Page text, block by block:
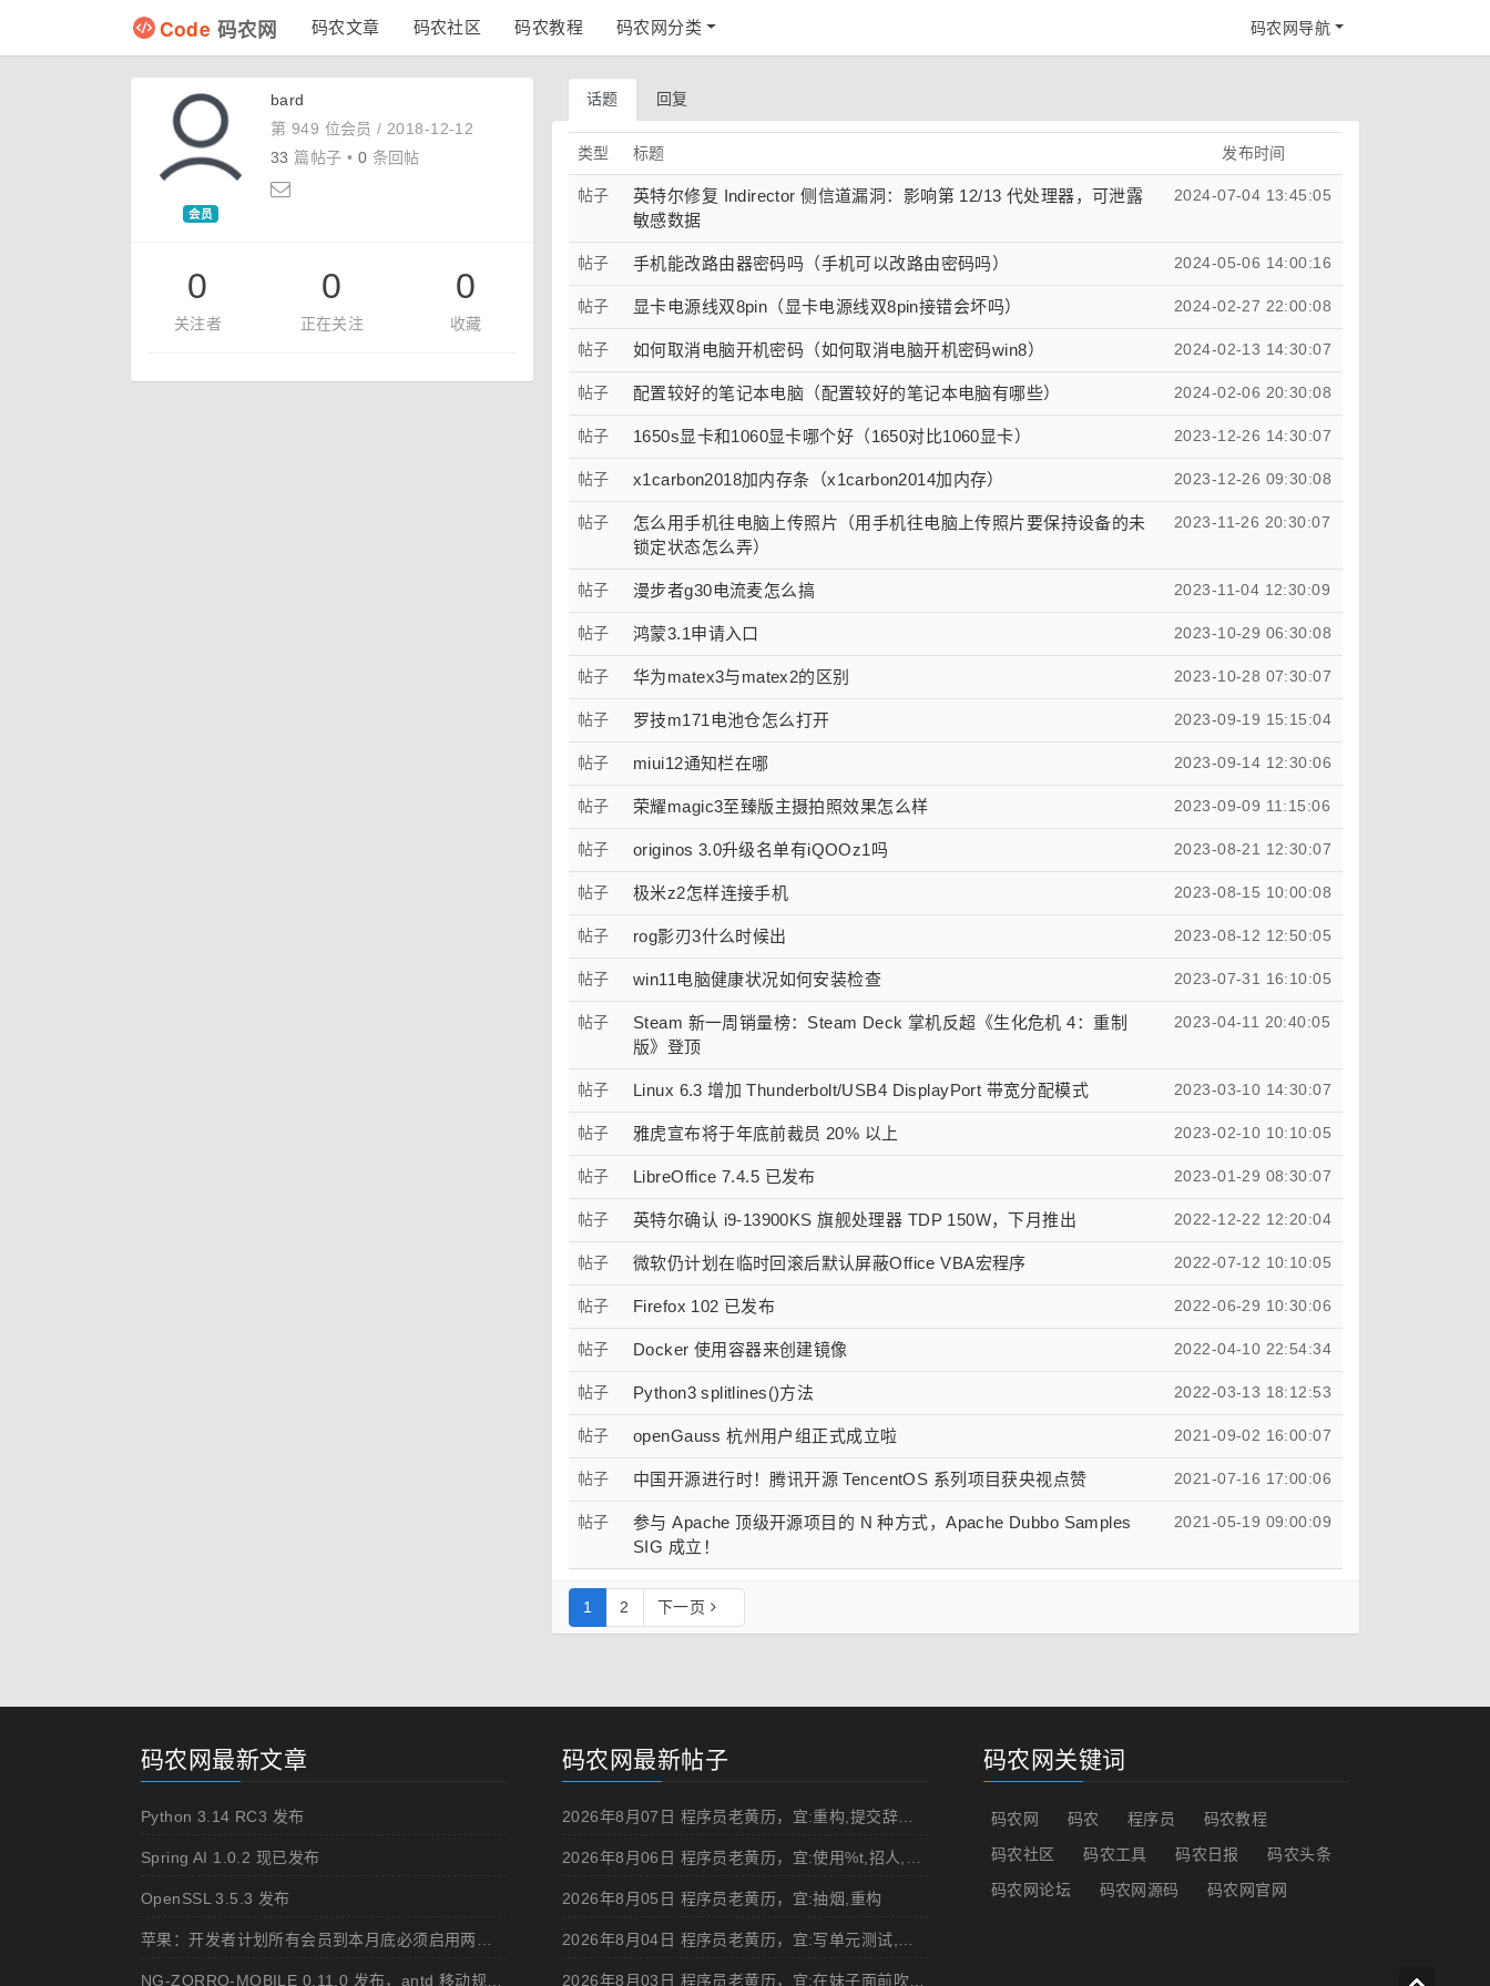
Code 码农网 码农文章 码农社区 码农教程 码农网分类 码农网导航
会员
bard
第 949 位会员 / 2018-12-12
33 篇帖子 • 0 条回帖
0
关注者
0
正在关注
0
收藏
话题 回复
类型 标题 发布时间
帖子
英特尔修复 Indirector 侧信道漏洞：影响第 12/13 代处理器，可泄露
敏感数据
2024-07-04 13:45:05
帖子 手机能改路由器密码吗（手机可以改路由密码吗） 2024-05-06 14:00:16
帖子 显卡电源线双8pin（显卡电源线双8pin接错会坏吗） 2024-02-27 22:00:08
帖子 如何取消电脑开机密码（如何取消电脑开机密码win8） 2024-02-13 14:30:07
帖子 配置较好的笔记本电脑（配置较好的笔记本电脑有哪些） 2024-02-06 20:30:08
帖子 1650s显卡和1060显卡哪个好（1650对比1060显卡） 2023-12-26 14:30:07
帖子 x1carbon2018加内存条（x1carbon2014加内存） 2023-12-26 09:30:08
帖子
怎么用手机往电脑上传照片（用手机往电脑上传照片要保持设备的未
锁定状态怎么弄）
2023-11-26 20:30:07
帖子 漫步者g30电流麦怎么搞 2023-11-04 12:30:09
帖子 鸿蒙3.1申请入口 2023-10-29 06:30:08
帖子 华为matex3与matex2的区别 2023-10-28 07:30:07
帖子 罗技m171电池仓怎么打开 2023-09-19 15:15:04
帖子 miui12通知栏在哪 2023-09-14 12:30:06
帖子 荣耀magic3至臻版主摄拍照效果怎么样 2023-09-09 11:15:06
帖子 originos 3.0升级名单有iQOOz1吗 2023-08-21 12:30:07
帖子 极米z2怎样连接手机 2023-08-15 10:00:08
帖子 rog影刃3什么时候出 2023-08-12 12:50:05
帖子 win11电脑健康状况如何安装检查 2023-07-31 16:10:05
帖子
Steam 新一周销量榜：Steam Deck 掌机反超《生化危机 4：重制
版》登顶
2023-04-11 20:40:05
帖子 Linux 6.3 增加 Thunderbolt/USB4 DisplayPort 带宽分配模式 2023-03-10 14:30:07
帖子 雅虎宣布将于年底前裁员 20% 以上 2023-02-10 10:10:05
帖子 LibreOffice 7.4.5 已发布 2023-01-29 08:30:07
帖子 英特尔确认 i9-13900KS 旗舰处理器 TDP 150W，下月推出 2022-12-22 12:20:04
帖子 微软仍计划在临时回滚后默认屏蔽Office VBA宏程序 2022-07-12 10:10:05
帖子 Firefox 102 已发布 2022-06-29 10:30:06
帖子 Docker 使用容器来创建镜像 2022-04-10 22:54:34
帖子 Python3 splitlines()方法 2022-03-13 18:12:53
帖子 openGauss 杭州用户组正式成立啦 2021-09-02 16:00:07
帖子 中国开源进行时！腾讯开源 TencentOS 系列项目获央视点赞 2021-07-16 17:00:06
帖子
参与 Apache 顶级开源项目的 N 种方式，Apache Dubbo Samples
SIG 成立！
2021-05-19 09:00:09
1 2 下一页
码农网最新文章
Python 3.14 RC3 发布
Spring AI 1.0.2 现已发布
OpenSSL 3.5.3 发布
码农网最新帖子
2026年8月07日 程序员老黄历，宜:重构,提交辞职申请,申请加薪
2026年8月05日 程序员老黄历，宜:抽烟,重构
2026年8月03日 程序员老黄历，宜:在妹子面前吹牛,浏览成人网站
码农网关键词
码农网 码农 程序员
码农教程
码农社区
码农工具 码农日报
码农头条
码农网论坛
码农网源码 码农网官网